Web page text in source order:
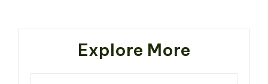
Explore More